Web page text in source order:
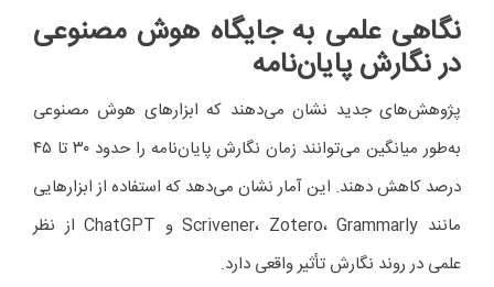
نگاهی علمی به جایگاه هوش مصنوعی
در نگارش پایان‌نامه
پژوهش‌های جدید نشان می‌دهند که ابزارهای هوش مصنوعی
به‌طور میانگین می‌توانند زمان نگارش پایان‌نامه را حدود ۳۰ تا ۴۵
درصد کاهش دهند. این آمار نشان می‌دهد که استفاده از ابزارهایی
مانند Scrivener، Zotero، Grammarly و ChatGPT از نظر
علمی در روند نگارش تأثیر واقعی دارد.